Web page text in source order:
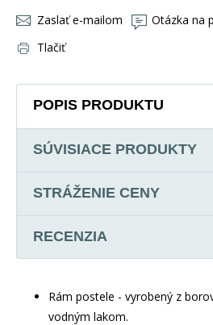
Zaslať e-mailom
Otázka na
Tlačiť
POPIS PRODUKTU
SÚVISIACE PRODUKTY
STRÁŽENIE CENY
RECENZIA
Rám postele - vyrobený z
vodným lakom.